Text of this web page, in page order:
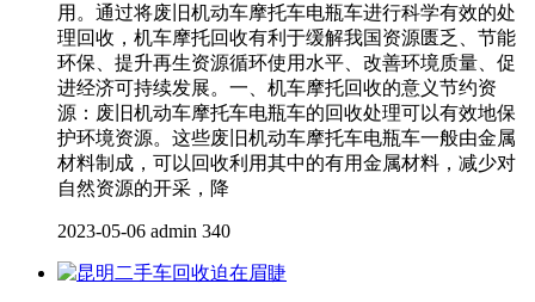
用。通过将废旧机动车摩托车电瓶车进行科学有效的处
理回收，机车摩托回收有利于缓解我国资源匮乏、节能
环保、提升再生资源循环使用水平、改善环境质量、促
进经济可持续发展。一、机车摩托回收的意义节约资
源：废旧机动车摩托车电瓶车的回收处理可以有效地保
护环境资源。这些废旧机动车摩托车电瓶车一般由金属
材料制成，可以回收利用其中的有用金属材料，减少对
自然资源的开采，降
2023-05-06 admin 340